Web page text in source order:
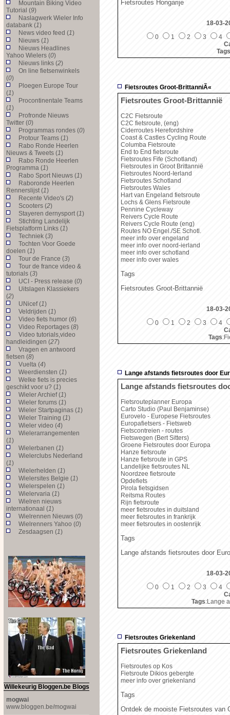
Mountain Biking Video
Tutorial (9)
Naslagwerk Wieler Info
databank (1)
News video feed (1)
Nieuws (1)
Nieuws Headlines
Yahoo Wielers (0)
Nieuws links (2)
On line fietsenwinkels
(0)
Ploegen Europe Tour
(1)
Procontinentale Teams
(1)
Profronde Nieuws
Twitter (0)
Programmas rondes (0)
Protour Teams (1)
Rabo Ronde Heerlen
Nieuws & Tweets (1)
Rabo Ronde Heerlen
Programma (1)
Rabo Sport Nieuws (1)
Raboronde Heerlen
Rennerslijst (1)
Recente Video's (2)
Scooters (2)
Stayeren dernysport (1)
Stichting Landelijk
Fietsplatform Links (1)
Techniek (3)
Tochten Voor Goede
doelen (1)
Tour de France (3)
Tour de france video &
tutorials (3)
UCI - Press release (0)
Uitslagen Klassiekers
(2)
UNicef (1)
Veldrijden (1)
Video fiets humor (6)
Video Reportages (8)
Video tutorials,video
handleidingen (27)
Vragen en antwoord
fietsen (8)
Vuelta (4)
Weerdiensten (1)
Welke fiets is precies
geschikt voor u? (1)
Wieler Archief (1)
Wieler forums (1)
Wieler Startpaginas (1)
Wieler Training (1)
Wieler video (4)
Wielerarrangementen
(1)
Wielerbanen (1)
Wielerclubs Nederland
(1)
Wielerhelden (1)
Wielersites Belgie (1)
Wielerspelen (1)
Wielervaria (1)
Wielren nieuws
internationaal (1)
Wielrennen Nieuws (0)
Wielrenners Yahoo (0)
Zesdaagsen (1)
Willekeurig Bloggen.be Blogs
mogwai
www.bloggen.be/mogwai
Fietsroutes Hongarije
18-03-
0
1 2 3
4
Tags
Fietsroutes Groot-BrittanniÃ«
Fietsroutes Groot-Brittannië
C2C Fietsroute
C2C fietsroute, (eng)
Ciderroutes Herefordshire
Coast & Castles Cycling Route
Columba Fietsroute
End to End fietsroute
Fietsroutes Fife (Schotland)
Fietsroutes in Groot Brittannië
Fietsroutes Noord-Ierland
Fietsroutes Schotland
Fietsroutes Wales
Hart van Engeland fietsroute
Lochs & Glens Fietsroute
Pennine Cycleway
Reivers Cycle Route
Reivers Cycle Route (eng)
Routes NO Engel./SE Schotl.
meer info over engeland
meer info over noord-ierland
meer info over schotland
meer info over wales
Tags
Fietsroutes Groot-Brittannië
18-03-
0
1 2 3
4
Tags
Lange afstands fietsroutes door
Lange afstands fietsroutes
Fietsrouteplanner Europa
Carto Studio (Paul Benjaminse)
Eurovelo - Europese Fietsroutes
Europafietsers - Fietsweb
Fietscontreien - routes
Fietswegen (Bert Sitters)
Groene Fietsroutes door Europa
Hanze fietsroute
Hanze fietsroute in GPS
Landelijke fietsroutes NL
Noordzee fietsroute
Opdefiets
Pirola fietsgidsen
Reitsma Routes
Rijn fietsroute
meer fietsroutes in duitsland
meer fietsroutes in frankrijk
meer fietsroutes in oostenrijk
Tags
Lange afstands fietsroutes door
18-03-
0
1 2 3
4
Tags:Lange
Fietsroutes Griekenland
Fietsroutes Griekenland
Fietsroutes op Kos
Fietsroute Dikios gebergte
meer info over griekenland
Tags
Ontdek de mooiste Fietsroutes van